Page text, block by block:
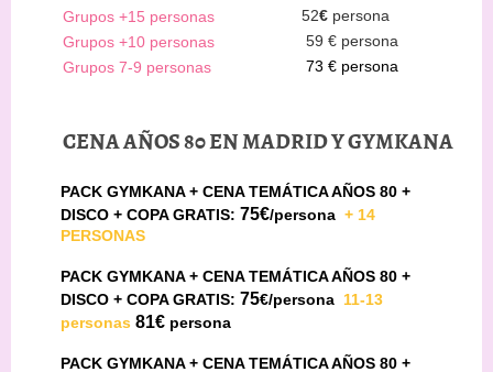
Grupos +15 personas 52€ persona
Grupos +10 personas 59 € persona
Grupos 7-9 personas 73 € persona
CENA AÑOS 80 EN MADRID Y GYMKANA
PACK GYMKANA + CENA TEMÁTICA AÑOS 80 +
DISCO + COPA GRATIS: 75€/persona + 14
PERSONAS
PACK GYMKANA + CENA TEMÁTICA AÑOS 80 +
DISCO + COPA GRATIS: 75€/persona 11-13
personas 81€ persona
PACK GYMKANA + CENA TEMÁTICA AÑOS 80 +